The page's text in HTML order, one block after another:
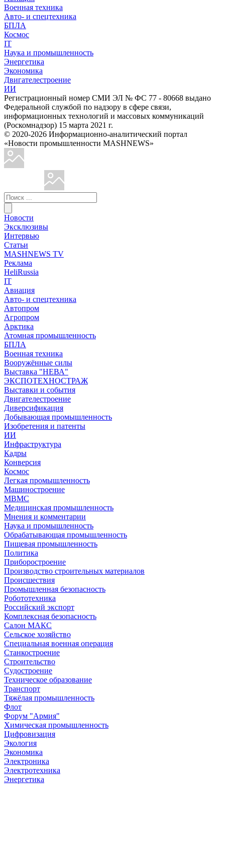
Военная техника
Авто- и спецтехника
БПЛА
Космос
IT
Наука и промышленность
Энергетика
Экономика
Двигателестроение
ИИ
Регистрационный номер СМИ ЭЛ № ФС 77 - 80668 выдано
Федеральной службой по надзору в сфере связи,
информационных технологий и массовых коммуникаций
(Роскомнадзор) 15 марта 2021 г.
© 2020-2026 Информационно-аналитический портал
«Новости промышленности MASHNEWS»
Новости
Эксклюзивы
Интервью
Статьи
MASHNEWS TV
Реклама
HeliRussia
IT
Авиация
Авто- и спецтехника
Автопром
Агропром
Арктика
Атомная промышленность
БПЛА
Военная техника
Вооружённые силы
Выставка "НЕВА"
ЭКСПОТЕХНОСТРАЖ
Выставки и события
Двигателестроение
Диверсификация
Добывающая промышленность
Изобретения и патенты
ИИ
Инфраструктура
Кадры
Конверсия
Космос
Легкая промышленность
Машиностроение
МВМС
Медицинская промышленность
Мнения и комментарии
Наука и промышленность
Обрабатывающая промышленность
Пищевая промышленность
Политика
Приборостроение
Производство строительных материалов
Происшествия
Промышленная безопасность
Робототехника
Российский экспорт
Комплексная безопасность
Салон МАКС
Сельское хозяйство
Специальная военная операция
Станкостроение
Строительство
Судостроение
Техническое образование
Транспорт
Тяжёлая промышленность
Флот
Форум "Армия"
Химическая промышленность
Цифровизация
Экология
Экономика
Электроника
Электротехника
Энергетика